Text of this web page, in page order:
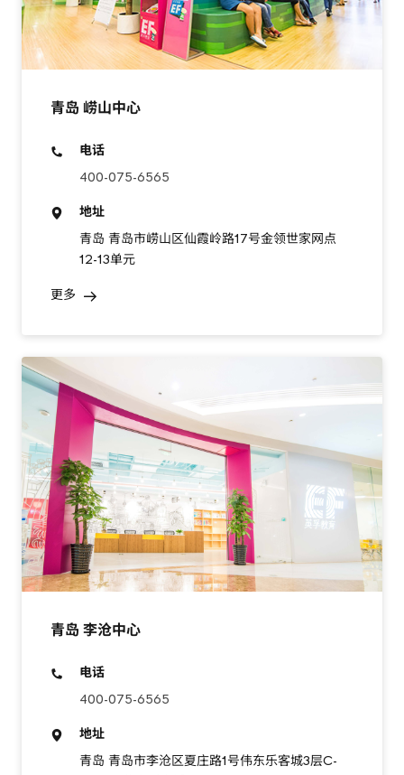
青岛 崂山中心
电话
400-075-6565
地址
青岛 青岛市崂山区仙霞岭路17号金领世家网点
12-13单元
更多
青岛 李沧中心
电话
400-075-6565
地址
青岛 青岛市李沧区夏庄路1号伟东乐客城3层C-